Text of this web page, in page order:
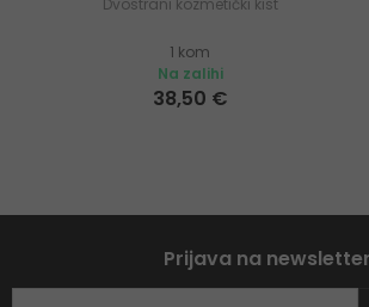
Dvostrani kozmetički kist
1 kom
Na zalihi
38,50 €
Prijava na newsletter